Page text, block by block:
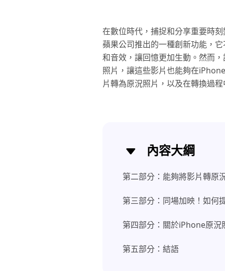
在數位時代，捕捉和分享重要時
蘋果公司推出的一種創新功能，
和音效，讓回憶更加生動。然而
照片，讓這些影片也能夠在
片轉為原況照片，以及在轉換過
內容大綱
第二部分：能夠將影片轉
第三部分：同場加映！如何
第四部分：關於iPhone原況
第五部分：結語